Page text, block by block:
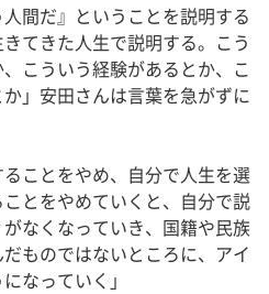
間だ』ということを説明する
てきた人生で説明する。こう
こういう経験があるとか、こ
」安田さんは言葉を急がずに
ことをやめ、自分で人生を選
とをやめていくと、自分で説
なくなっていき、国籍や民族
ものではないところに、アイ
なっていく」